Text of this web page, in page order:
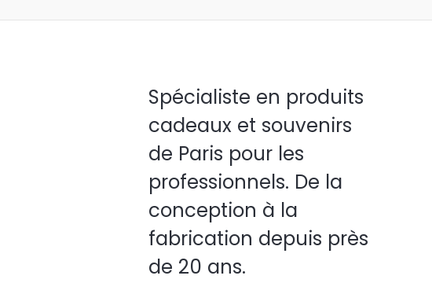
Spécialiste en produits
cadeaux et souvenirs
de Paris pour les
professionnels. De la
conception à la
fabrication depuis près
de 20 ans.